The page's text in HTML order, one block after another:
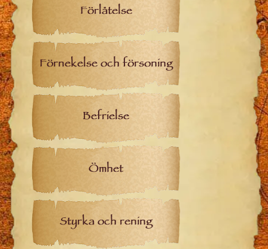
Förlåtelse
Förnekelse och försoning
Befrielse
Ömhet
Styrka och rening